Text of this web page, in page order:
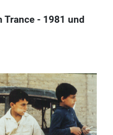
Trance - 1981 und